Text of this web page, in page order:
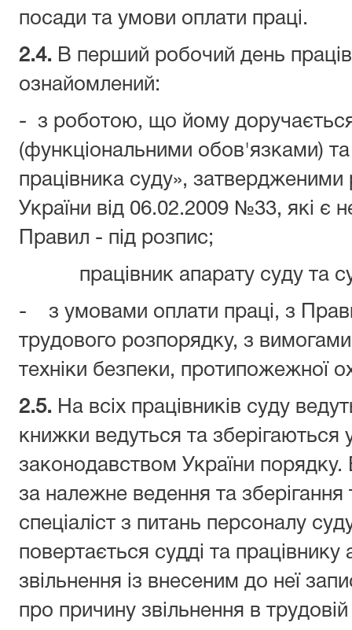
посади та умови оплати праці.
2.4. В перший робочий день
ознайомлений:
- з роботою, що йому
(функціональними обов'язками)
працівника суду»,
України від 06.02.2009 №33, які є
Правил - під розпис;
працівник апарату суду та
- з умовами оплати праці, з
трудового розпорядку, з
техніки безпеки, протипожежної
2.5. На всіх працівників суду
книжки ведуться та
законодавством України
за належне ведення та
спеціаліст з питань персоналу
повертається судді та
звільнення із внесеним до неї
про причину звільнення в